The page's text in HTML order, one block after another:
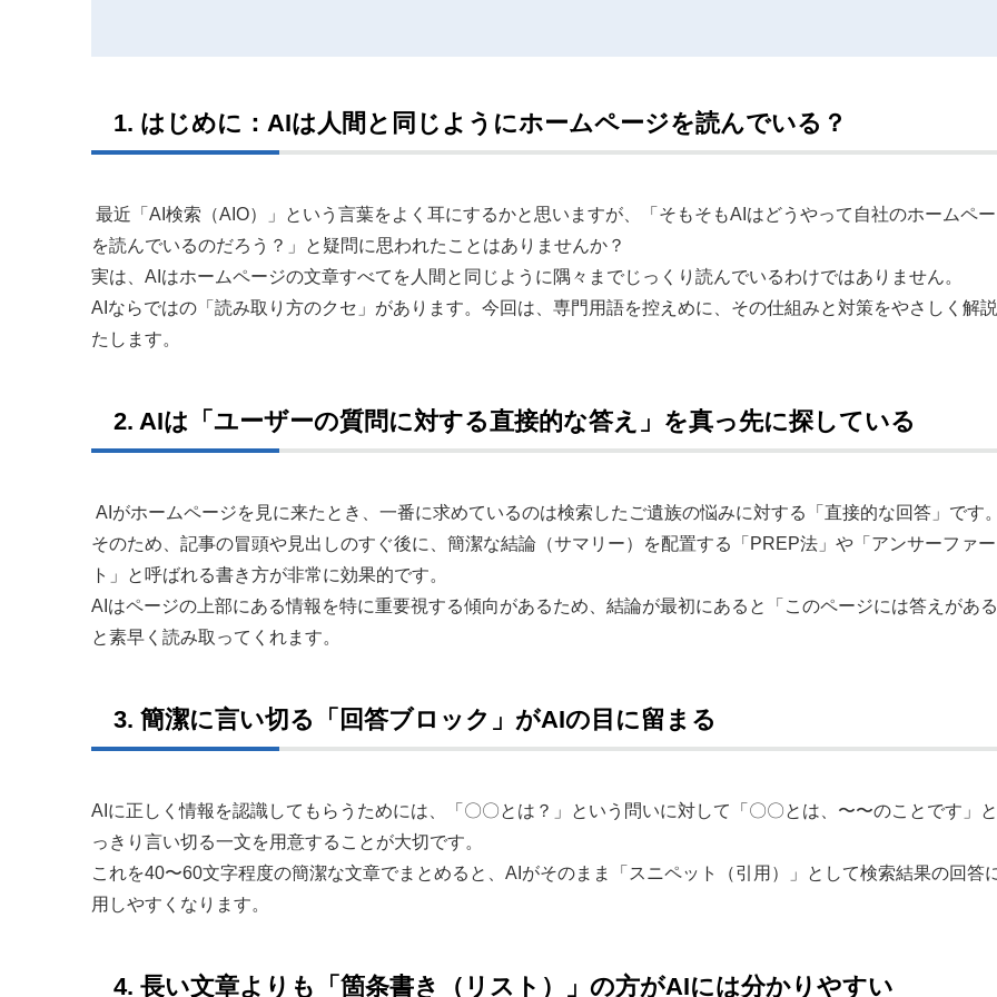
1. はじめに：AIは人間と同じようにホームページを読んでいる？
最近「AI検索（AIO）」という言葉をよく耳にするかと思いますが、「そもそもAIはどうやって自社のホームペ
を読んでいるのだろう？」と疑問に思われたことはありませんか？
実は、AIはホームページの文章すべてを人間と同じように隅々までじっくり読んでいるわけではありません。
AIならではの「読み取り方のクセ」があります。今回は、専門用語を控えめに、その仕組みと対策をやさしく解
たします。
2. AIは「ユーザーの質問に対する直接的な答え」を真っ先に探している
AIがホームページを見に来たとき、一番に求めているのは検索したご遺族の悩みに対する「直接的な回答」です
そのため、記事の冒頭や見出しのすぐ後に、簡潔な結論（サマリー）を配置する「PREP法」や「アンサーファ
ト」と呼ばれる書き方が非常に効果的です。
AIはページの上部にある情報を特に重要視する傾向があるため、結論が最初にあると「このページには答えがあ
と素早く読み取ってくれます。
3. 簡潔に言い切る「回答ブロック」がAIの目に留まる
AIに正しく情報を認識してもらうためには、「〇〇とは？」という問いに対して「〇〇とは、〜〜のことです」
っきり言い切る一文を用意することが大切です。
これを40〜60文字程度の簡潔な文章でまとめると、AIがそのまま「スニペット（引用）」として検索結果の回答
用しやすくなります。
4. 長い文章よりも「箇条書き（リスト）」の方がAIには分かりやすい